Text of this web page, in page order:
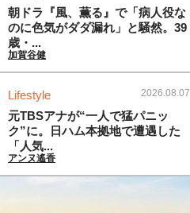
朝ドラ『風、薫る』で「病人役な
のに色気がダダ漏れ」と騒然。39
歳・...
加賀谷健
Lifestyle 2026.08.07
元TBSアナが“一人で猛パニッ
ク”に。日ハム本拠地で遭遇した
「人気...
アンヌ遙香